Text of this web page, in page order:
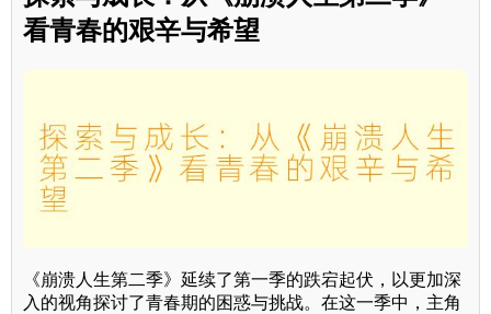
看青春的艰辛与希望
《崩溃人生第二季》延续了第一季的跌宕起伏，以更加深
入的视角探讨了青春期的困惑与挑战。在这一季中，主角